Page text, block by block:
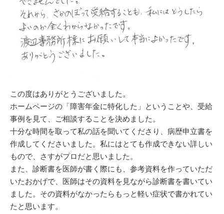
この度はありがとうございました。
ホームページの「障害年金に特化した」ということや、受給
事例を見て、ご相談することを決めました。
十分な時間を取って私の話を聞いてくださり、病歴申立書を
作成してくださいました。私にはとても作成できない詳しい
もので、さすがプロだと思いました。
また、診断書を医師が書く際にも、参考資料を作っていただ
いたおかげで、医師はその資料を見ながら診断書を書いてい
ました。その資料がなかったらもっと軽い症状で書かれてい
たと思います。